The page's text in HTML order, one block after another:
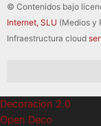
© Contenidos bajo
Internet, SLU (Medios y
Infraestructura cloud
Decoracion 2.0
Open Deco